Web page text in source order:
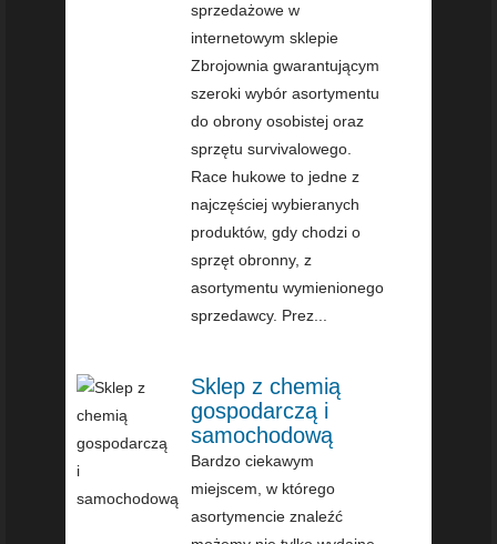
sprzedażowe w
internetowym sklepie
Zbrojownia gwarantującym
szeroki wybór asortymentu
do obrony osobistej oraz
sprzętu survivalowego.
Race hukowe to jedne z
najczęściej wybieranych
produktów, gdy chodzi o
sprzęt obronny, z
asortymentu wymienionego
sprzedawcy. Prez...
Sklep z chemią
gospodarczą i
samochodową
Bardzo ciekawym
miejscem, w którego
asortymencie znaleźć